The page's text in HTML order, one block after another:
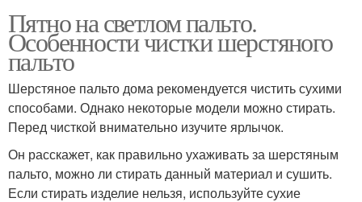
Пятно на светлом пальто.
Особенности чистки шерстяного
пальто
Шерстяное пальто дома рекомендуется чистить сухими
способами. Однако некоторые модели можно стирать.
Перед чисткой внимательно изучите ярлычок.
Он расскажет, как правильно ухаживать за шерстяным
пальто, можно ли стирать данный материал и сушить.
Если стирать изделие нельзя, используйте сухие